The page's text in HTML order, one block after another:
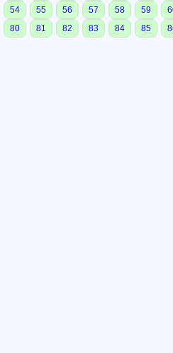
54
55 56 57 58 59
80
81 82 83 84 85